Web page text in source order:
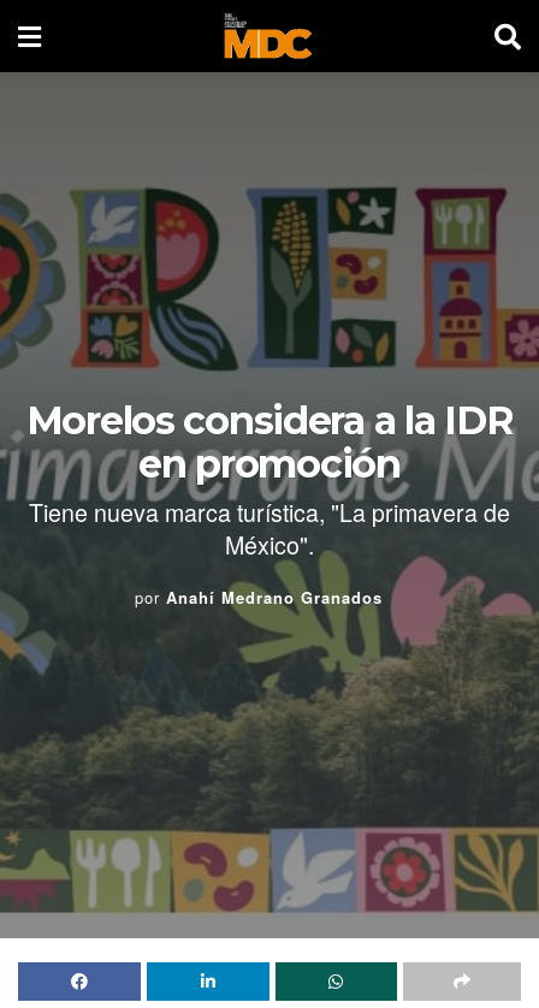
Morelos considera a la IDR
en promoción
Tiene nueva marca turística, "La primavera de
México".
por Anahí Medrano Granados